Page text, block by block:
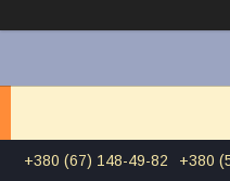
+380 (67) 148-49-82 +380